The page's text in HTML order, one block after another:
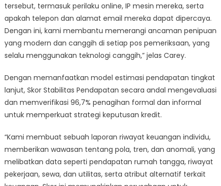
tersebut, termasuk perilaku online, IP mesin mereka, serta
apakah telepon dan alamat email mereka dapat dipercaya.
Dengan ini, kami membantu memerangi ancaman penipuan
yang modern dan canggih di setiap pos pemeriksaan, yang
selalu menggunakan teknologi canggih,” jelas Carey.
Dengan memanfaatkan model estimasi pendapatan tingkat
lanjut, Skor Stabilitas Pendapatan secara andal mengevaluasi
dan memverifikasi 96,7% penagihan formal dan informal
untuk memperkuat strategi keputusan kredit.
“Kami membuat sebuah laporan riwayat keuangan individu,
memberikan wawasan tentang pola, tren, dan anomali, yang
melibatkan data seperti pendapatan rumah tangga, riwayat
pekerjaan, sewa, dan utilitas, serta atribut alternatif terkait